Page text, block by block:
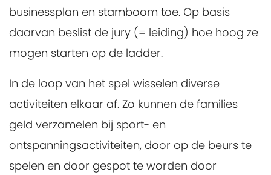
businessplan en stamboom toe. Op basis
daarvan beslist de jury (= leiding) hoe hoog ze
mogen starten op de ladder.
In de loop van het spel wisselen diverse
activiteiten elkaar af. Zo kunnen de families
geld verzamelen bij sport- en
ontspanningsactiviteiten, door op de beurs te
spelen en door gespot te worden door